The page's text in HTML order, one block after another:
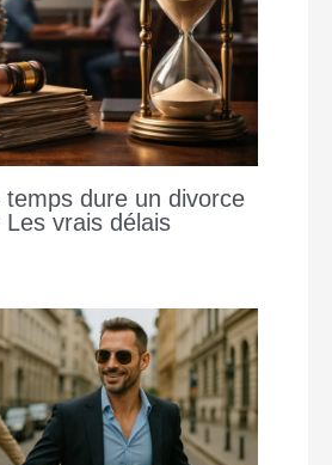
temps dure un divorce
vrais délais